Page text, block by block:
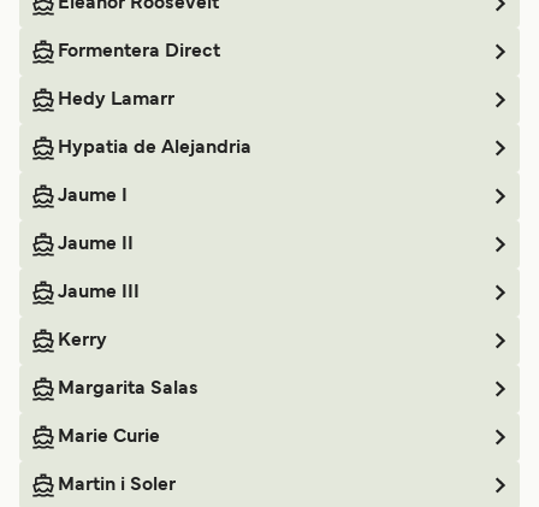
Eleanor Roosevelt
Formentera Direct
Hedy Lamarr
Hypatia de Alejandria
Jaume I
Jaume II
Jaume III
Kerry
Margarita Salas
Marie Curie
Martin i Soler